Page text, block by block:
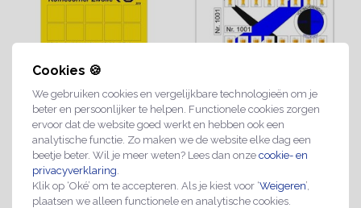
Cookies 🍪
We gebruiken cookies en vergelijkbare technologieën om je
beter en persoonlijker te helpen. Functionele cookies zorgen
ervoor dat de website goed werkt en hebben ook een
analytische functie. Zo maken we de website elke dag een
beetje beter. Wil je meer weten? Lees dan onze cookie- en
privacyverklaring.
Klik op ‘Oké’ om te accepteren. Als je kiest voor ‘Weigeren’,
plaatsen we alleen functionele en analytische cookies.
jouw eigen ontwerp
Stempelkaarten
Gekleurd
€17,95
jouw eigen ontwerp
Knipkaarten Full Colour
€19,95